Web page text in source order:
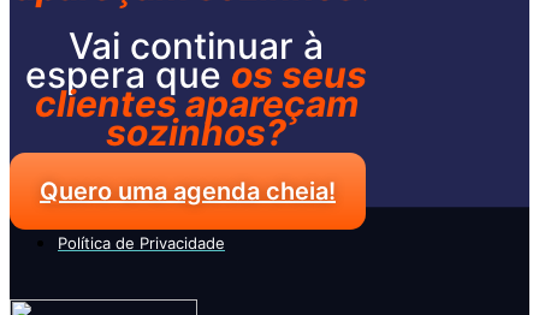
Vai continuar à
espera que os seus
clientes apareçam
sozinhos?
Quero uma agenda cheia!
Política de Privacidade